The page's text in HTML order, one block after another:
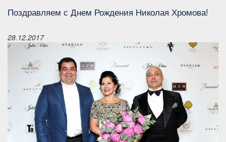
Поздравляем с Днем Рождения Николая Хромова!
28.12.2017